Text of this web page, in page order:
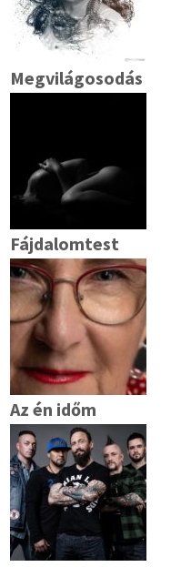
Megvilágosodás
Fájdalomtest
Az én időm